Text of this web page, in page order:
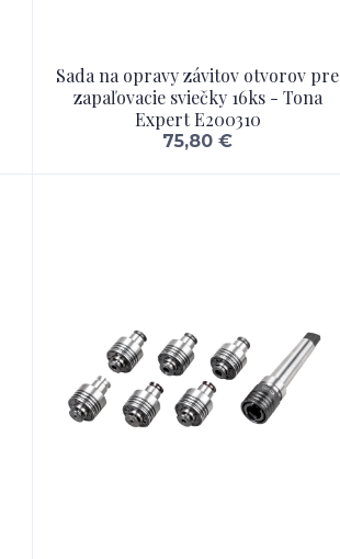
Sada na opravy závitov otvorov pre
zapaľovacie sviečky 16ks - Tona
Expert E200310
75,80 €